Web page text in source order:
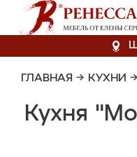
ГЛАВНАЯ → КУХНИ →
Кухня